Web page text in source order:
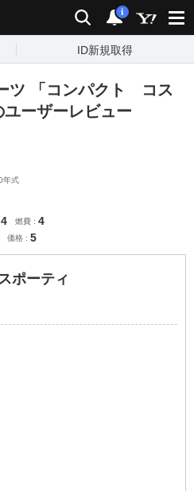
検索 通知
i
ID新規取得
ツ 「コンパクト コス
ーザーレビュー
年式
4 燃費 4
価格 5
ポーティ